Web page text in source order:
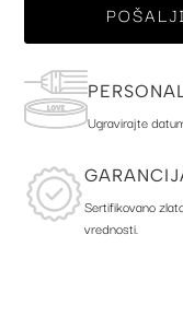
Ugravirajte
Sertifikovano
vrednosti.